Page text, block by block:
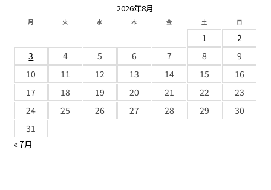
2026年8月
月 火 水 木 金 土 日
1
2
3
4 5 6 7 8
9
10
11 12 13 14 15
16
17
18 19 20 21 22
23
24
25 26 27 28 29
30
31
« 7月